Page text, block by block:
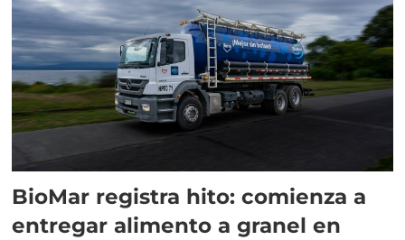
BioMar registra hito: comienza a
entregar alimento a granel en